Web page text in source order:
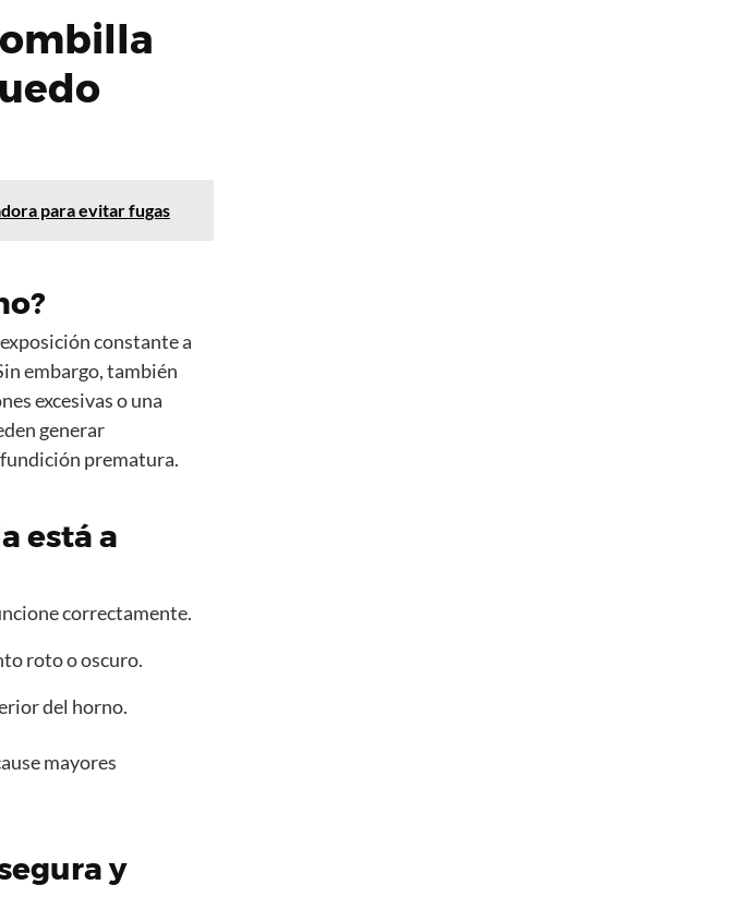
para evitar fugas
constante a
embargo, también
excesivas o una
generar
prematura.
está a
correctamente.
roto o oscuro.
del horno.
mayores
y